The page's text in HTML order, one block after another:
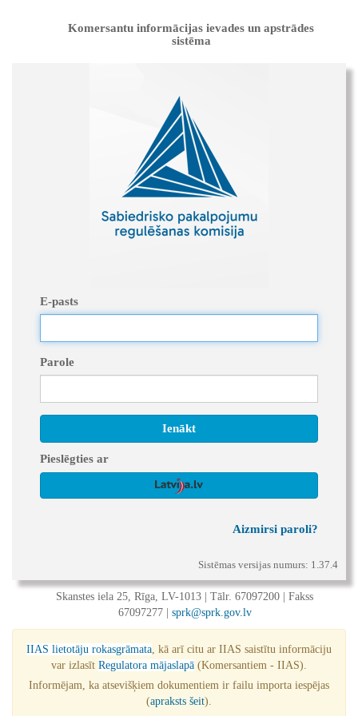
Komersantu informācijas ievades un apstrādes
sistēma
E-pasts
Parole
Ienākt
Pieslēgties ar
Aizmirsi paroli?
Sistēmas versijas numurs: 1.37.4
Skanstes iela 25, Rīga, LV-1013 | Tālr. 67097200 | Fakss
67097277 | sprk@sprk.gov.lv
IIAS lietotāju rokasgrāmata, kā arī citu ar IIAS saistītu informāciju
var izlasīt Regulatora mājaslapā (Komersantiem - IIAS).
Informējam, ka atsevišķiem dokumentiem ir failu importa iespējas
(apraksts šeit).